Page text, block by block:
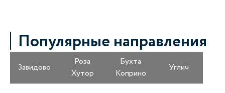
Популярные направления
Завидово
Роза
Хутор
Бухта
Коприно
Углич